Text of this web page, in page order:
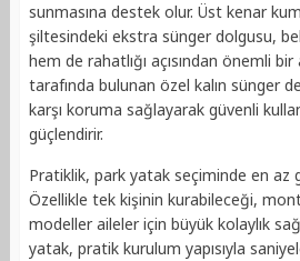
sunmasına destek olur. Üst kenar
şiltesindeki ekstra sünger dolgusu,
hem de rahatlığı açısından önemli bir
tarafında bulunan özel kalın sünger
karşı koruma sağlayarak güvenli
güçlendirir.
Pratiklik, park yatak seçiminde en az
Özellikle tek kişinin kurabileceği,
modeller aileler için büyük kolaylık
yatak, pratik kurulum yapısıyla